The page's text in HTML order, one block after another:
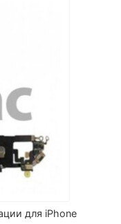
для iPhone